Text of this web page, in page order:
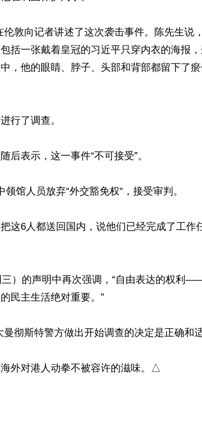
伦敦向记者讲述了这次袭击事件。陈先生说
括一张戴着皇冠的习近平只穿内衣的海报
，他的眼睛、脖子、头部和背部都留下了
行了调查。
后表示，这一事件“不可接受”。
馆人员放弃“外交豁免权“，接受审判。
这6人都送回国内，说他们已经完成了工作
三）的声明中再次强调，“自由表达的权利
民主生活绝对重要。”
彻斯特警方做出开始调查的决定是正确和
外对港人动拳不被容许的滋味。△